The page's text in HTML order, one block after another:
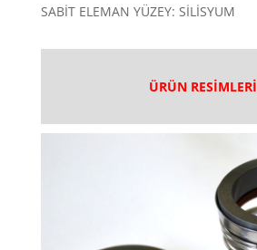
SABİT ELEMAN YÜZEY: SİLİSYUM
ÜRÜN RESİMLERİ